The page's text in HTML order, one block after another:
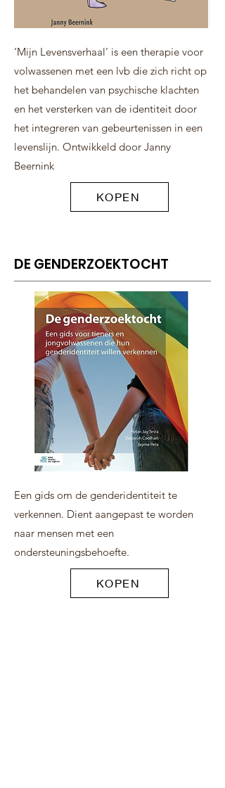
‘Mijn Levensverhaal’ is een therapie voor
volwassenen met een lvb die zich richt op
het behandelen van psychische klachten
en het versterken van de identiteit door
het integreren van gebeurtenissen in een
levenslijn. Ontwikkeld door Janny
Beernink
KOPEN
DE GENDERZOEKTOCHT
Een gids om de genderidentiteit te
verkennen. Dient aangepast te worden
naar mensen met een
ondersteuningsbehoefte.
KOPEN